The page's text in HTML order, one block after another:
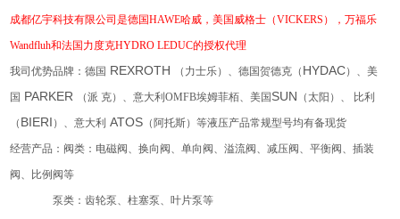
成都亿宇科技有限公司是德国HAWE哈威 ，美国威格士（VICKERS），万福乐
Wandfluh和法国力度克HYDRO LEDUC的授权代理
我司优势品牌：德国 REXROTH （力士乐）、德国贺德克（ HYDAC）、美
国 PARKER （派 克）、意大利OMFB埃姆菲栢、美国 SUN （太阳）、 比利
（ BIERI ）、意大利 ATOS （阿托斯）等液压产品常规型号均有备现货
经营产品：阀类：电磁阀、换向阀、单向阀、溢流阀、减压阀、平衡阀、插装
阀、比例阀等
泵类：齿轮泵、柱塞泵、叶片泵等